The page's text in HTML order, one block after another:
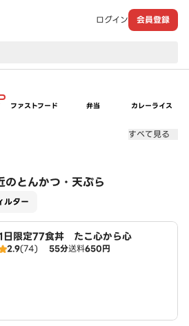
ログイン 会員登録
ファストフード 弁当 カレーライス
すべて見る
とんかつ・天ぷら
ルター
日限定77食丼 たこ心から心
2.9(74) 55分送料650円